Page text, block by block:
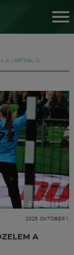
» A VÁRTNÁL IS
2025. OKTÓBER 1.
A